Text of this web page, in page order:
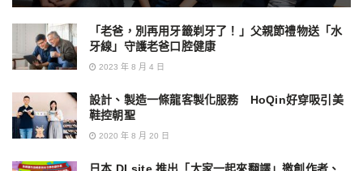
「老爸，別再用牙籤剃牙了！」父親節禮物送「水
牙線」守護老爸口腔健康
2023 年 8 月 4 日
設計、製造一條龍客製化服務 HoQin好穿吸引美
鞋控朝聖
2020 年 8 月 20 日